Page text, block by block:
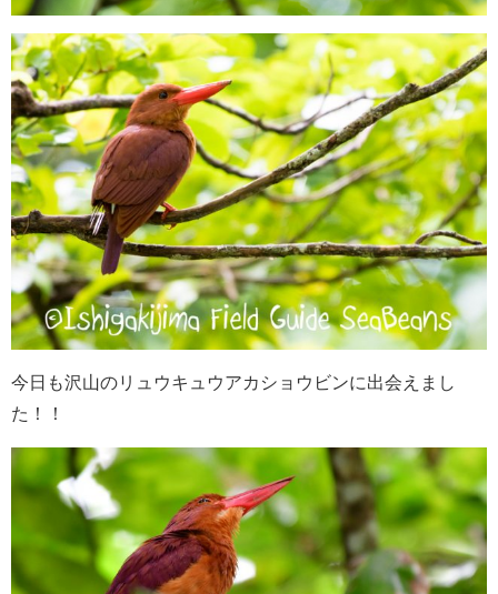
今日も沢山のリュウキュウアカショウビンに出会えまし
た！！